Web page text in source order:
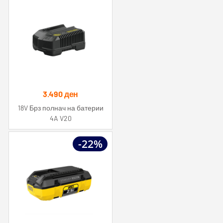
3.490ден
18V Брз полнач на батерии
4A V20
-22%